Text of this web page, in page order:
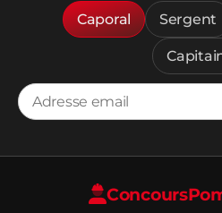
Caporal Sergent
Concours